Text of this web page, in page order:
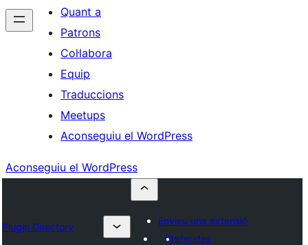
Quant a
Patrons
Col·labora
Equip
Traduccions
Meetups
Aconseguiu el WordPress
Aconseguiu el WordPress
Plugin Directory
Envieu una extensió
Preferides